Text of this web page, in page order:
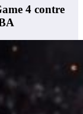
4 contre